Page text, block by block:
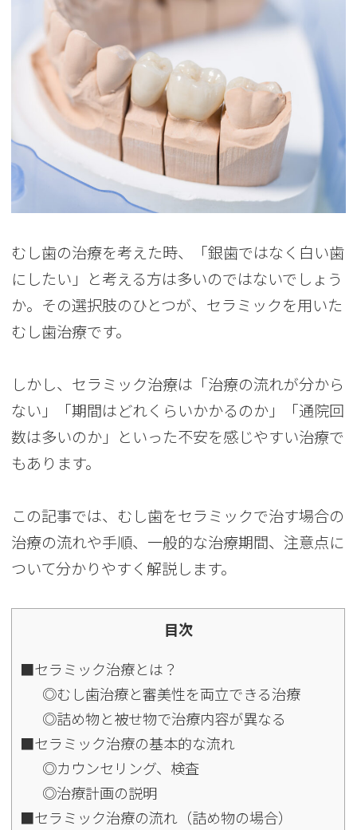
むし歯の治療を考えた時、「銀歯ではなく白い歯
にしたい」と考える方は多いのではないでしょう
か。その選択肢のひとつが、セラミックを用いた
むし歯治療です。
しかし、セラミック治療は「治療の流れが分から
ない」「期間はどれくらいかかるのか」「通院回
数は多いのか」といった不安を感じやすい治療で
もあります。
この記事では、むし歯をセラミックで治す場合の
治療の流れや手順、一般的な治療期間、注意点に
ついて分かりやすく解説します。
目次
■セラミック治療とは？
◎むし歯治療と審美性を両立できる治療
◎詰め物と被せ物で治療内容が異なる
■セラミック治療の基本的な流れ
◎カウンセリング、検査
◎治療計画の説明
■セラミック治療の流れ（詰め物の場合）